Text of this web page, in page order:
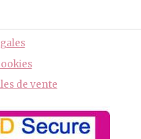
de vente